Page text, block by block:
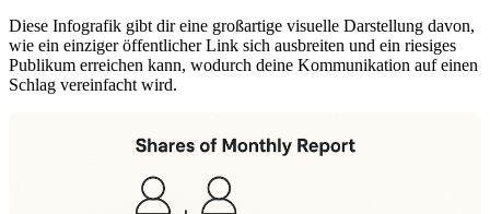
Diese Infografik gibt dir eine großartige visuelle Darstellung davon,
wie ein einziger öffentlicher Link sich ausbreiten und ein riesiges
Publikum erreichen kann, wodurch deine Kommunikation auf einen
Schlag vereinfacht wird.